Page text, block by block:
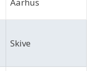
Skive